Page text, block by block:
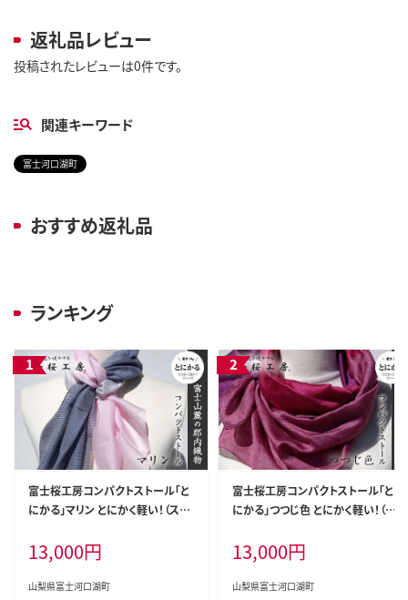
返礼品レビュー
投稿されたレビューは0件です。
関連キーワード
富士河口湖町
おすすめ返礼品
ランキング
富士桜工房コンパクトストール「と
にかる」マリン とにかく軽い！（スカ
13,000円
山梨県富士河口湖町
富士桜工房コンパクトストール「と
にかる」つつじ色 とにかく軽い！（ス
13,000円
山梨県富士河口湖町